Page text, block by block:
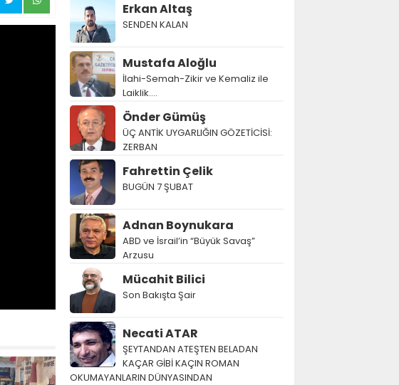
Erkan Altaş
SENDEN KALAN
Mustafa Aloğlu
İlahi-Semah-Zikir ve Kemaliz ile
Laiklik….
Önder Gümüş
ÜÇ ANTİK UYGARLIĞIN GÖZETİCİSİ:
ZERBAN
Fahrettin Çelik
BUGÜN 7 ŞUBAT
Adnan Boynukara
ABD ve İsrail’in “Büyük Savaş”
Arzusu
Mücahit Bilici
Son Bakışta Şair
Necati ATAR
ŞEYTANDAN ATEŞTEN BELADAN
KAÇAR GİBİ KAÇIN ROMAN
OKUMAYANLARIN DÜNYASINDAN